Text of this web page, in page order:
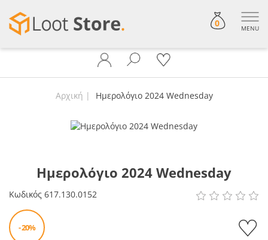
0 MENU
Αρχική Ημερολόγιο 2024 Wednesday
Ημερολόγιο 2024 Wednesday
Κωδικός 617.130.0152
- 20%